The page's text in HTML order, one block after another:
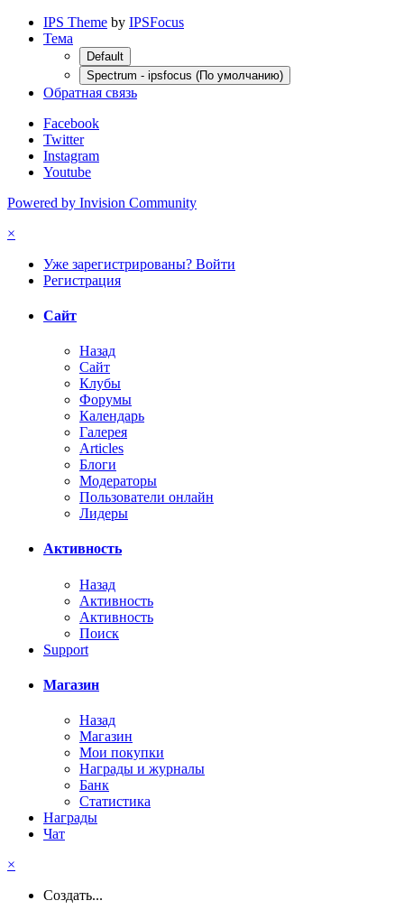
IPS Theme by IPSFocus
Тема
Default
Spectrum - ipsfocus (По умолчанию)
Обратная связь
Facebook
Twitter
Instagram
Youtube
Powered by Invision Community
×
Уже зарегистрированы? Войти
Регистрация
Сайт
Назад
Сайт
Клубы
Форумы
Календарь
Галерея
Articles
Блоги
Модераторы
Пользователи онлайн
Лидеры
Активность
Назад
Активность
Активность
Поиск
Support
Магазин
Назад
Магазин
Мои покупки
Награды и журналы
Банк
Статистика
Награды
Чат
×
Создать...